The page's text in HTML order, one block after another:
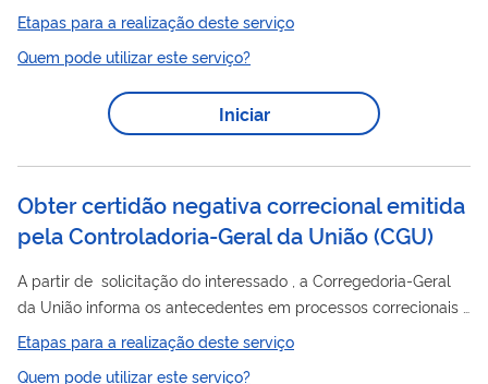
competente do Sistema Nacional de Vigilância Sanitária
(SNVS), requerido voluntariamente, para atender
exclusivamente exigências sanitárias de países importadores
de alimentos fabricados em território brasileiro. Ela deve ser
solicitada, quando necessário, pela empresa exportadora do
Alimentos é emitida pela autoridade...
Etapas para a realização deste serviço
Quem pode utilizar este serviço?
Iniciar
Obter certidão negativa correcional emitida
pela Controladoria-Geral da União (CGU)
A partir de solicitação do interessado , a Corregedoria-Geral
da União informa os antecedentes em processos correcionais
instaurados pela própria CGU , cadastrados nos Sistemas
CGU-PAD e CGU-PJ; bem como as sanções aplicadas no
Etapas para a realização deste serviço
Quem pode utilizar este serviço?